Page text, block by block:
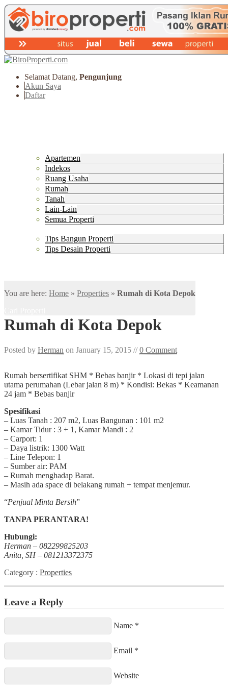
Selamat Datang, Pengunjung
Akun Saya
Daftar
Apartemen
Indekos
Ruang Usaha
Rumah
Tanah
Lain-Lain
Semua Properti
Tips Bangun Properti
Tips Desain Properti
You are here: Home » Properties » Rumah di Kota Depok
Rumah di Kota Depok
Posted by Herman on January 15, 2015 //0 Comment
Rumah bersertifikat SHM * Bebas banjir * Lokasi di tepi jalan
utama perumahan (Lebar jalan 8 m) * Kondisi: Bekas * Keamanan
24 jam * Bebas banjir
Spesifikasi
– Luas Tanah : 207 m2, Luas Bangunan : 101 m2
– Kamar Tidur : 3 + 1, Kamar Mandi : 2
– Carport: 1
– Daya listrik: 1300 Watt
– Line Telepon: 1
– Sumber air: PAM
– Rumah menghadap Barat.
– Masih ada space di belakang rumah + tempat menjemur.
“Penjual Minta Bersih”
TANPA PERANTARA!
Hubungi:
Herman – 082299825203
Anita, SH – 081213372375
Category : Properties
Leave a Reply
Name *
Email *
Website